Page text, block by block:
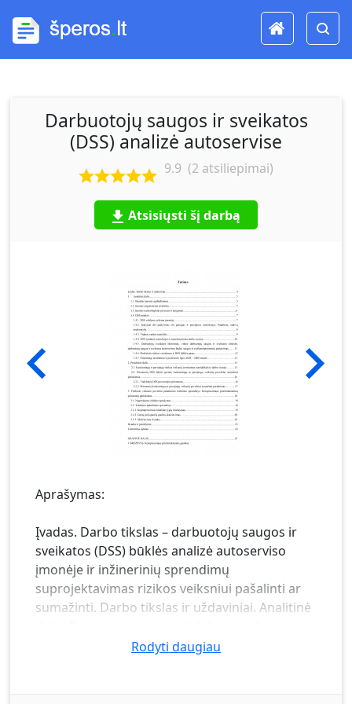
Darbuotojų saugos ir sveikatos
(DSS) analizė autoservise
9.9 (2 atsiliepimai)
Atsisiųsti šį darbą
Aprašymas:
Įvadas. Darbo tikslas – darbuotojų saugos ir
sveikatos (DSS) būklės analizė autoserviso
įmonėje ir inžinerinių sprendimų
suprojektavimas rizikos veiksniui pašalinti ar
sumažinti. Darbo tikslas ir uždaviniai. Analitinė
organizacinė struktūra. Įmonės technologiniai
Rodyti daugiau